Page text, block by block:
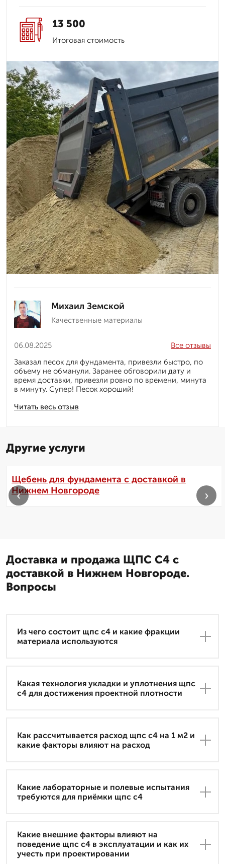
13 500
Итоговая стоимость
Михаил Земской
Качественные материалы
06.08.2025
Читать весь отзыв
Все отзывы
Заказал песок для фундамента, привезли быстро, по
объему не обманули. Заранее обговорили дату и
время доставки, привезли ровно по времени, минута
в минуту. Супер! Песок хороший!
Другие услуги
Щебень для фундамента с доставкой в
Нижнем Новгороде
‹ ›
Доставка и продажа ЩПС С4 с
доставкой в Нижнем Новгороде.
Вопросы
Из чего состоит щпс с4 и какие фракции
материала используются
Какая технология укладки и уплотнения щпс
с4 для достижения проектной плотности
Как рассчитывается расход щпс с4 на 1 м2 и
какие факторы влияют на расход
Какие лабораторные и полевые испытания
требуются для приёмки щпс с4
Какие внешние факторы влияют на
поведение щпс с4 в эксплуатации и как их
учесть при проектировании